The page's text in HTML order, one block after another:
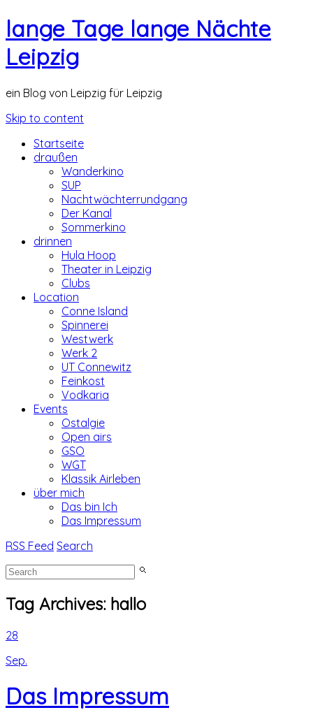
lange Tage lange Nächte
Leipzig
ein Blog von Leipzig für Leipzig
Skip to content
Startseite
draußen
Wanderkino
SUP
Nachtwächterrundgang
Der Kanal
Sommerkino
drinnen
Hula Hoop
Theater in Leipzig
Clubs
Location
Conne Island
Spinnerei
Westwerk
Werk 2
UT Connewitz
Feinkost
Vodkaria
Events
Ostalgie
Open airs
GSO
WGT
Klassik Airleben
über mich
Das bin Ich
Das Impressum
RSS Feed Search
Tag Archives: hallo
28
Sep.
Das Impressum